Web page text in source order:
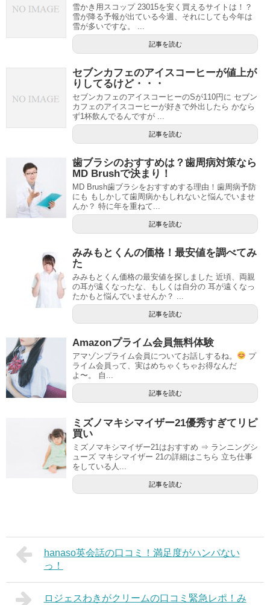
雪かき用スコップ 23015を安く買えるサイトは！？
雪が降る予報が出ている今週、それにしても今年は
雪が多いですな。 ...
記事を読む
セブンカフェのアイスコーヒーが値上が
りしてるけど・・・
セブンカフェのアイスコーヒーのSが110円に セブン
カフェのアイスコーヒーが好きで外出したら かなら
ず1杯飲んでるんですが ...
記事を読む
歯ブラシのおすすめは？歯周病対策なら
MD Brushで決まり！
MD Brush歯ブラシをおすすめする理由！歯周病予防
にも もしかして歯周病かもしれないと悩んでいませ
んか？ 特に年を重ねて...
記事を読む
みみもとくんの価格！最安値を調べてみ
た
みみもとくん価格の最安値を探しました 近頃、両親
の耳が遠くなったな、もしくは自分の 耳が遠くなっ
たかもと悩んでいませんか？ ...
記事を読む
Amazonプライム会員無料体験
アマゾンプライム会員についてお話しするね。
プ
ライム会員って、実はめちゃくちゃお得なんだ
よ〜。 自...
記事を読む
ミズノマキシマイザー21優秀すぎてリピ
買い
ミズノマキシマイザー21はおすすめ ⇒ ランニングシ
ューズ マキシマイザー 21の詳細はこちら 立ち仕事
をしている人...
記事を読む
hanaso英会話の口コミ！満足度がハンパない
っ！
ロジェスわきがクリームの口コミ緊急レポ！み